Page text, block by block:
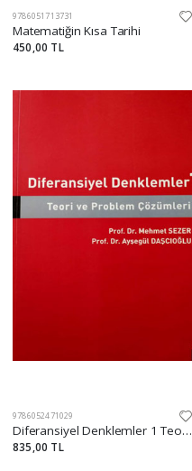
9786051713731
Matematiğin Kısa Tarihi
450,00 TL
9786052471029
Diferansiyel Denklemler 1 Teori ve Problem Çözümleri
835,00 TL